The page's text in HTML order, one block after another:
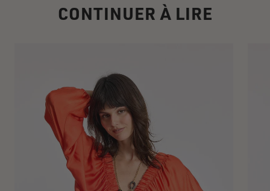
CONTINUER À LIRE